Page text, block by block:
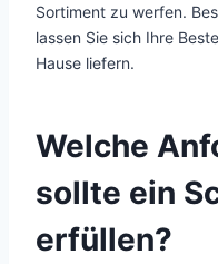
Sortiment zu werfen.
lassen Sie sich Ihre
Hause liefern.
Welche
sollte ein
erfüllen?